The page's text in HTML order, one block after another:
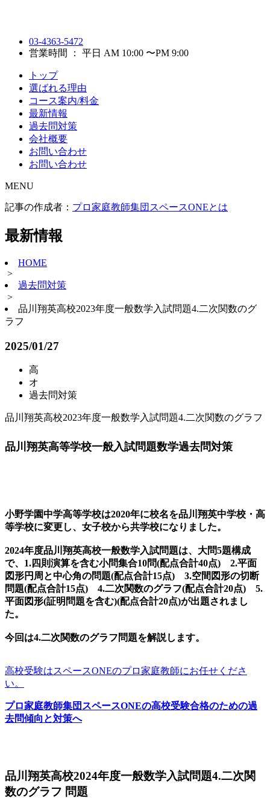
03-4363-5472
営業時間 ： 平日 AM 10:00 〜PM 9:00
トップ
選ばれる理由
コース案内/料金
最新情報
過去問対策
会社概要
お問い合わせ
お問い合わせ
MENU
記事の作成者： プロ家庭教師集団スペースONEとは
最新情報
HOME
>
過去問対策
>
品川翔英高校2023年度一般数学入試問題4.二次関数のグ
ラフ
2025/01/27
高
オ
過去問対策
品川翔英高校2023年度一般数学入試問題4.二次関数のグラフ
品川翔英高等学校一般入試問題数学過去問対策
小野学園中学高等学校は2020年に校名を品川翔英中学校・高
等学校に変更し、女子校から共学校になりました。
2024年度品川翔英高校一般数学入試問題は、大問5題構成
で、1.四則演算を含む小問集合10問(配点合計40点) 2.平面
図形円周と中心角の問題(配点合計15点) 3.空間図形の切断
問題(配点合計15点) 4.二次関数のグラフ(配点合計20点) 5.
平面図形(証明問題を含む)(配点合計20点)が出題されまし
た。
今回は4.二次関数のグラフ問題を解説します。
高校受験はスペースONEのプロ家庭教師にお任せくださ
い。
プロ家庭教師集団スペースONEの高校受験合格のための過
去問傾向と対策へ
品川翔英高校2024年度一般数学入試問題4.二次関
数のグラフ 問題